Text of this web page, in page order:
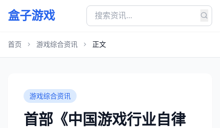
盒子游戏
首页 游戏综合资讯 正文
游戏综合资讯
首部《中国游戏行业自律